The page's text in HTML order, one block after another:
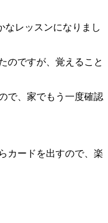
なレッスンになりまし
のですが、覚えること
で、家でもう一度確認
カードを出すので、楽